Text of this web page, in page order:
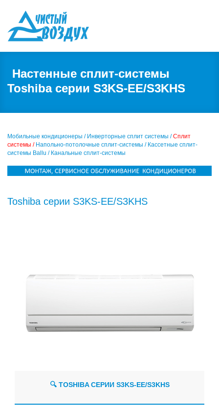
Настенные сплит-системы
Toshiba серии S3KS-EE/S3KHS
Мобильные кондиционеры / Инверторные сплит системы / Сплит
системы / Напольно-потолочные сплит-системы / Кассетные сплит-
системы Ballu / Канальные сплит-системы
Toshiba серии S3KS-EE/S3KHS
🔍 TOSHIBA СЕРИИ S3KS-EE/S3KHS